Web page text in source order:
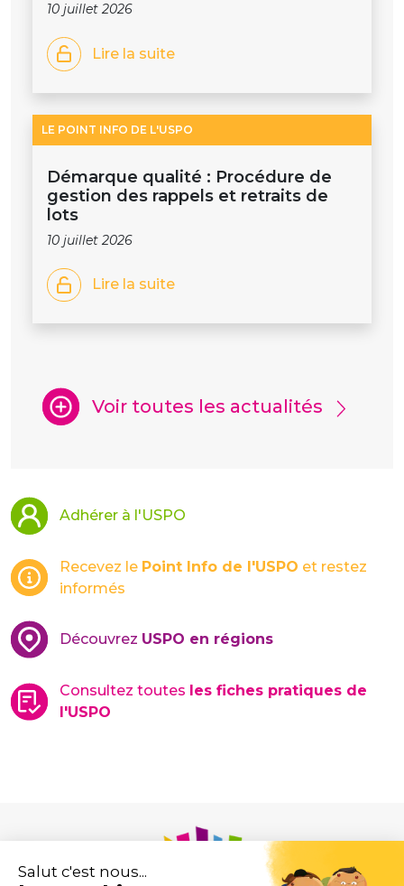
10 juillet 2026
Lire la suite
LE POINT INFO DE L'USPO
Démarque qualité : Procédure de
gestion des rappels et retraits de
lots
10 juillet 2026
Lire la suite
Voir toutes les actualités
Adhérer à l'USPO
Recevez le Point Info de l'USPO et restez
informés
Découvrez USPO en régions
Consultez toutes les fiches pratiques de
l'USPO